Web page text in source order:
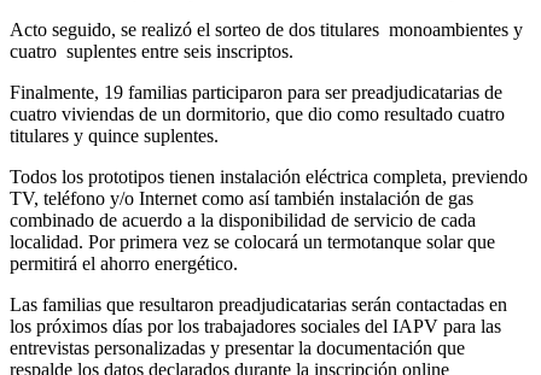
Acto seguido, se realizó el sorteo de dos titulares monoambientes y
cuatro suplentes entre seis inscriptos.
Finalmente, 19 familias participaron para ser preadjudicatarias de
cuatro viviendas de un dormitorio, que dio como resultado cuatro
titulares y quince suplentes.
Todos los prototipos tienen instalación eléctrica completa, previendo
TV, teléfono y/o Internet como así también instalación de gas
combinado de acuerdo a la disponibilidad de servicio de cada
localidad. Por primera vez se colocará un termotanque solar que
permitirá el ahorro energético.
Las familias que resultaron preadjudicatarias serán contactadas en
los próximos días por los trabajadores sociales del IAPV para las
entrevistas personalizadas y presentar la documentación que
respalde los datos declarados durante la inscripción online